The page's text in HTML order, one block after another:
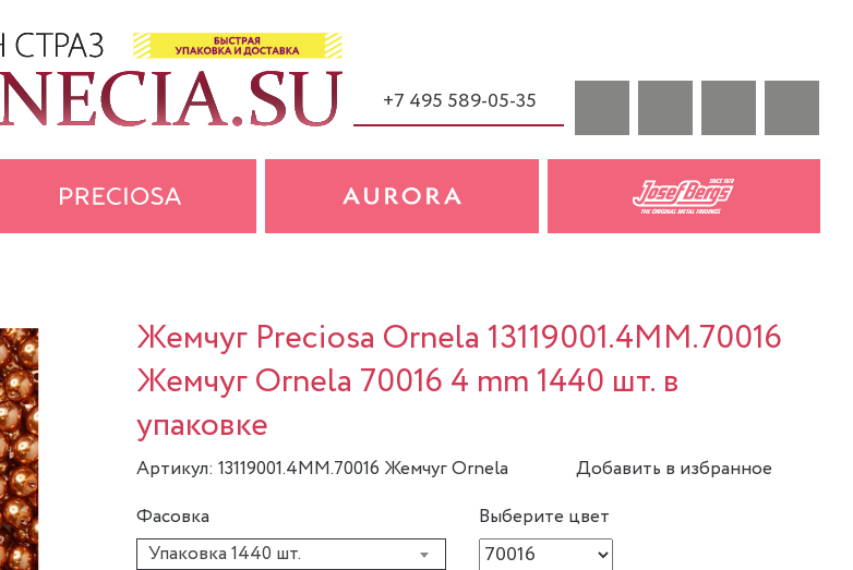
+7 495 589-05-35
Жемчуг Preciosa Ornela 13119001.4MM.70016
Жемчуг Ornela 70016 4 mm 1440 шт. в
упаковке
Артикул: 13119001.4MM.70016 Жемчуг Ornela
Добавить в избранное
Фасовка
Упаковка 1440 шт.
Выберите цвет